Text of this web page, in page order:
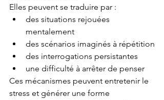
Elles peuvent se traduire par :
des situations rejouées
mentalement
des scénarios imaginés à répétition
des interrogations persistantes
une difficulté à arrêter de penser
Ces mécanismes peuvent entretenir le
stress et générer une forme